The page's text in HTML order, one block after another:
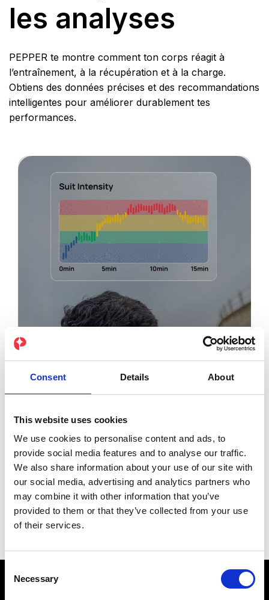
Consent Details About
This website uses cookies
We use cookies to personalise content and ads, to
provide social media features and to analyse our traffic.
We also share information about your use of our site with
our social media, advertising and analytics partners who
may combine it with other information that you’ve
provided to them or that they’ve collected from your use
of their services.
Selection
Necessary
les analyses
PEPPER te montre comment ton corps réagit à
l’entraînement, à la récupération et à la charge.
Obtiens des données précises et des recommandations
intelligentes pour améliorer durablement tes
performances.
Rendre les progrès visibles